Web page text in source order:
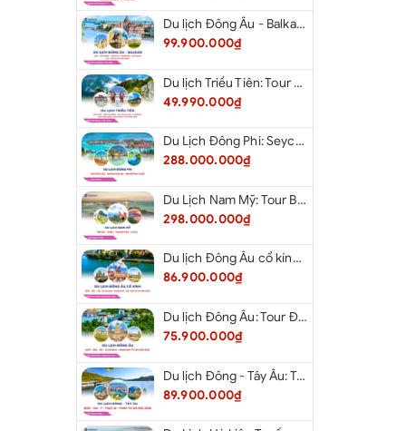
Du lịch Đông Âu - Balkan: Tour Đức - Slovenia - Croatia - Hungary - Slovakia - Áo - Séc từ Hà Nội 2026
99.900.000₫
Du lịch Triều Tiên: Tour Bắc Kinh - Bình Nhưỡng - Núi Myohyang - Kaesong - Bàn Môn Điếm - Đan Đông từ Hà Nội 2026
49.990.000₫
Du Lịch Đông Phi: Seychelles - Madagascar - Mauritius 2026
288.000.000₫
Du Lịch Nam Mỹ: Tour Brazil - Peru - Argentina - Chile 2026
298.000.000₫
Du lịch Đông Âu cổ kính: Tour Đức - Séc - Áo - Slovakia - Hungary - Ba Lan từ Hà Nội 2026
86.900.000₫
Du lịch Đông Âu: Tour Đức - Séc - Áo - Slovakia - Hungary từ Hà Nội 2026
75.900.000₫
Du lịch Đông - Tây Âu: Tour Đức - Áo - Ý - Thụy Sĩ - Pháp từ Hà Nội 2026
89.900.000₫